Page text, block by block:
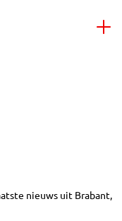
nieuws uit Brabant,